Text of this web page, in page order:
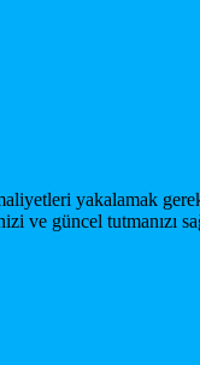
yakalamak
ve güncel tutmanızı